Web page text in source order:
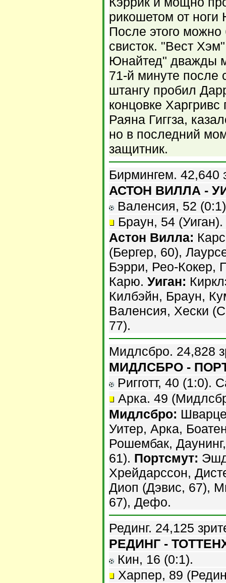
рикошетом от ноги
После этого
свисток. "Вест
Юнайтед" дважды
71-й минуте после
штангу пробил
концовке
Раяна Гиггза,
но в последний
защитник.
Бирмингем. 42,640
АСТОН ВИЛЛА -
Валенсия, 52
Браун, 54 (Уиган).
Астон Вилла:
(Бергер, 60),
Бэрри, Рео-Кокер,
Карю. Уиган:
Килбэйн, Браун,
Валенсия, Хески
77).
Мидлсбро. 24,828
МИДЛСБРО -
Ригготт, 40 (1:0).
Арка. 49
Мидлсбро:
Уитер, Арка,
Рошембак,
61). Портсмут:
Хрейдарссон,
Диоп (Дэвис, 67),
67), Дефо.
Рединг. 24,125
РЕДИНГ -
Кин, 16 (0:1).
Харпер, 89